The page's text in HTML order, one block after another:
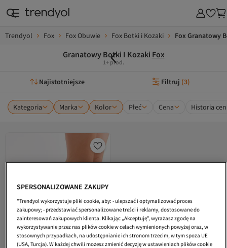
Trendyol Fox Fox Obuwie Fox Botki i Kozaki Fox Granatowy
Granatowy Botki I Kozaki Fox
1+ prod.
Najistotniejsze Filtruj (3)
Kategoria Marka Kolor Płeć Cena Historia cen
SPERSONALIZOWANE ZAKUPY
"Trendyol wykorzystuje pliki cookie, aby: - ulepszać i optymalizować proces
zakupowy; - przedstawiać spersonalizowane treści i reklamy, dostosowane do
zainteresowań zakupowych klienta. Klikając „Akceptuję”, wyrażasz zgodę na
wykorzystywanie przez nas plików cookie w celach wymienionych powyżej oraz, w
stosownych przypadkach, na udostępnianie ich stronom trzecim, w tym spoza UE
(USA, Turcja). W każdej chwili możesz zmienić decyzję w ustawieniach plików cookie